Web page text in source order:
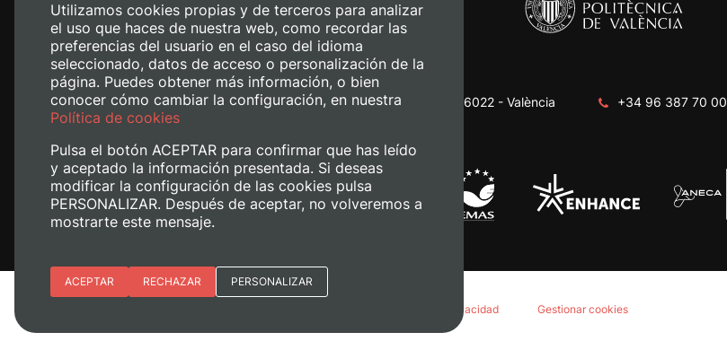
Camino de Vera, s/n. 46022 - València +34 96 387 70 00
Política de privacidad Gestionar cookies
Utilizamos cookies propias y de terceros para analizar
el uso que haces de nuestra web, como recordar las
preferencias del usuario en el caso del idioma
seleccionado, datos de acceso o personalización de la
página. Puedes obtener más información, o bien
conocer cómo cambiar la configuración, en nuestra
Política de cookies
Pulsa el botón ACEPTAR para confirmar que has leído
y aceptado la información presentada. Si deseas
modificar la configuración de las cookies pulsa
PERSONALIZAR. Después de aceptar, no volveremos a
mostrarte este mensaje.
Esenciales
ACEPTAR RECHAZAR PERSONALIZAR